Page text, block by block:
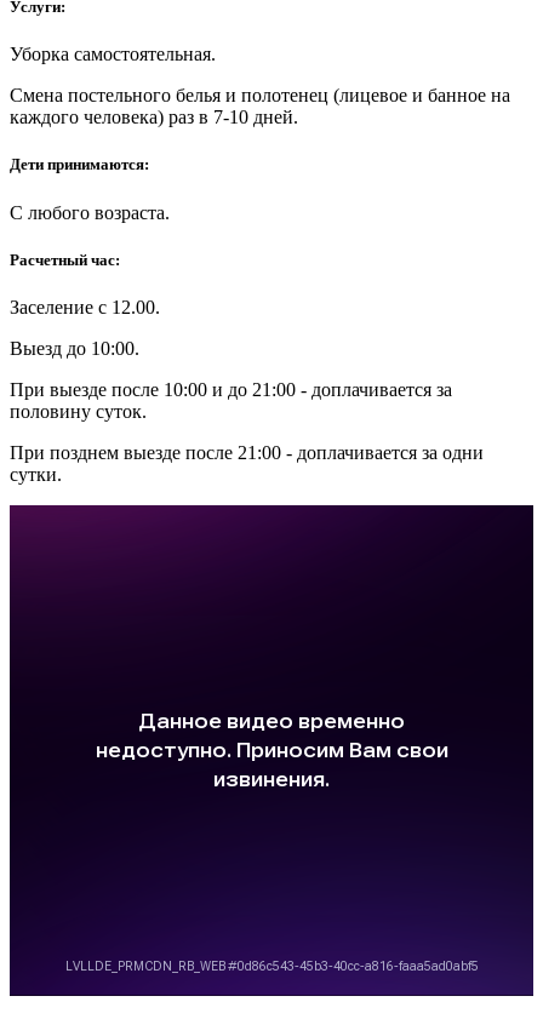
Услуги:
Уборка самостоятельная.
Смена постельного белья и полотенец (лицевое и банное на
каждого человека) раз в 7-10 дней.
Дети принимаются:
С любого возраста.
Расчетный час:
Заселение с 12.00.
Выезд до 10:00.
При выезде после 10:00 и до 21:00 - доплачивается за
половину суток.
При позднем выезде после 21:00 - доплачивается за одни
сутки.